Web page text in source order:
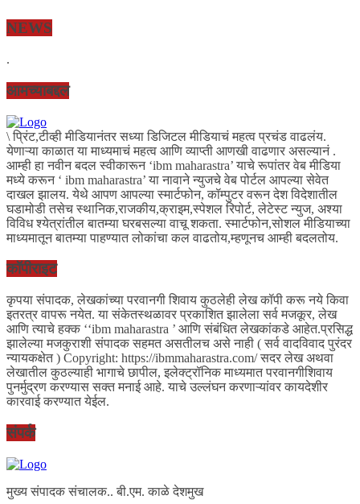
NEWS
.
आमच्याबद्दल
\ प्रिंट,टीव्ही मीडियानंतर सध्या डिजिटल मीडियाचं महत्व प्रचंड वाढलंय.
येणाऱ्या काळात या माध्यमाचं महत्व आणि व्याप्ती आणखी वाढणार असल्यानं .
आम्ही हा नवीन बदल स्वीकारून ‘ibm maharastra’ याचे रूपांतर वेब मीडिया
मध्ये करून ‘ ibm maharastra’ या नावाने न्युजचे वेब पोर्टल आपल्या सेवेत
दाखल झालय. येथे आपण आपल्या स्मार्टफोन, कॉम्पुटर वरून देश विदेशातील
घडामोडी तसेच स्थानिक,राजकीय,क्राइम,स्पेशल रिपोर्ट, लेटेस्ट न्युज, अश्या
विविध श्येत्रांतील बातम्या घरबसल्या वाचू शकता. स्मार्टफोन,सोशल मीडियाच्या
माध्यमातून बातम्या पाहण्यात लोकांचा कल वाढतोय,म्हणूनच आम्ही बदलतोय.
कॉपीराइट
कृपया संपादक, लेखकांच्या परवानगी शिवाय कुठलेही लेख कॉपी करू नये किवा
इतरत्र वापरू नयेत. या संकेतस्थळावर प्रकाशित झालेला सर्व मजकूर, लेख
आणि त्याचे हक्क ‘‘ibm maharastra ’ आणि संबंधित लेखकांकडे आहेत.प्रसिद्ध
झालेल्या मजकुराशी संपादक सहमत असतीलच असे नाही ( सर्व वादविवाद पुरंदर
न्यायकक्षेत ) Copyright: https://ibmmaharastra.com/ सदर लेख अथवा
लेखातील कुठल्याही भागाचे छापील, इलेक्ट्रॉनिक माध्यमात परवानगीशिवाय
पुनर्मुद्रण करण्यास सक्त मनाई आहे. याचे उल्लंघन करणाऱ्यांवर कायदेशीर
कारवाई करण्यात येईल.
संपर्क
मुख्य संपादक संचालक.. बी.एम. काळे देशमुख